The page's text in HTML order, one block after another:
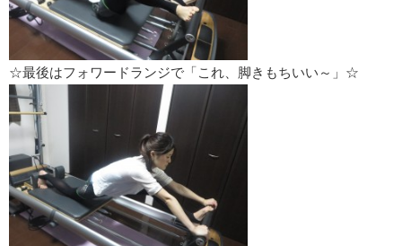
☆最後はフォワードランジで「これ、脚きもちいい～」☆